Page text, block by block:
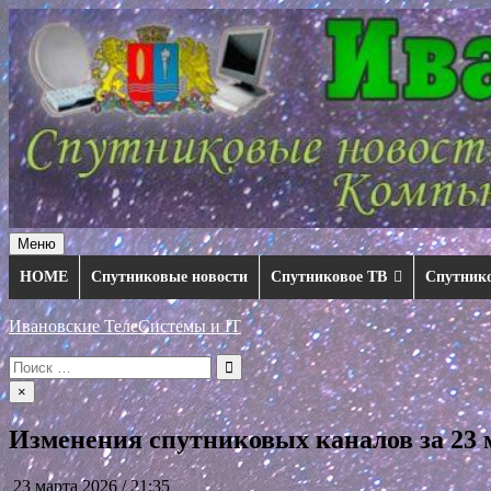
Перейти
к
содержимому
Меню
HOME
Спутниковые новости Спутниковое ТВ
Ивановские ТелеСистемы и IT
Искать:
×
Изменения спутниковых каналов за 23
23 марта 2026 / 21:35